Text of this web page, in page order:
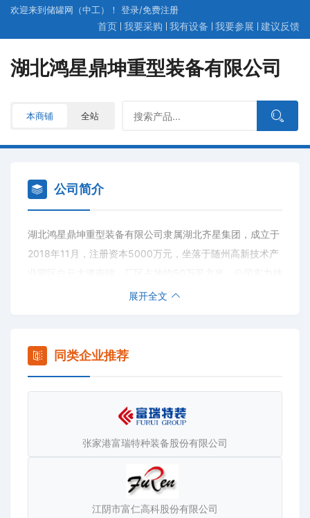
欢迎来到储罐网（中工）！ 登录/免费注册
首页 我要采购 我有设备 我要参展 建议反馈
湖北鸿星鼎坤重型装备有限公司
本商铺 全站
公司简介
湖北鸿星鼎坤重型装备有限公司隶属湖北齐星集团，成立于
2018年11月，注册资本5000万元，坐落于随州高新技术产
厚、资质完备，已取得ASME、CE、CCS、RS、LR等国际
装备、50000吨钢结构产品的设计与制造能力。
压力容器、罐式集装箱、LPG加气车及撬装站等化工能源装
备，以及轻型钢结构、钢桁架桥、钢箱梁等钢结构工程产品
的研发设计与制造。依托完善研发体系、先进智能生产设备
以及严苛全流程质量管控，公司已取得压力容器A2/C2级、
钢结构专业承包等核心资质，可按客户需求提供从方案规
划、技术设计到生产制造、安装运维的
一体化解决方案。
展开全文
同类企业推荐
张家港富瑞特种装备股份有限公司
江阴市富仁高科股份有限公司